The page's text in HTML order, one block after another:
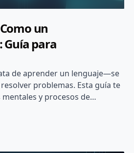
un
para
de aprender un lenguaje—se
problemas. Esta guía te
y procesos de